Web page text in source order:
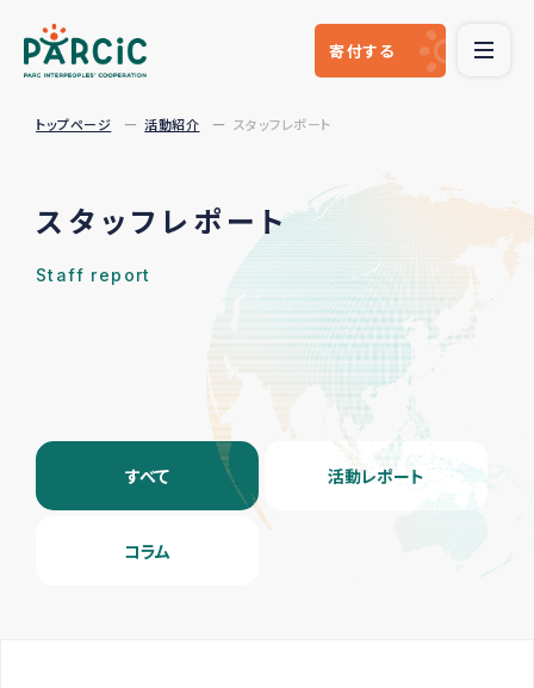
寄付する
トップページ 活動紹介 スタッフレポート
スタッフレポート
Staff report
すべて 活動レポート
コラム